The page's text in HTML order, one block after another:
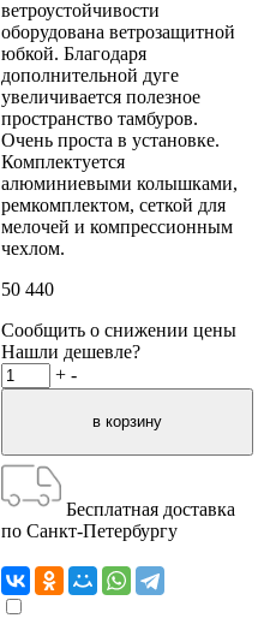
ветроустойчивости
оборудована ветрозащитной
юбкой. Благодаря
дополнительной дуге
увеличивается полезное
пространство тамбуров.
Очень проста в установке.
Комплектуется
алюминиевыми колышками,
ремкомплектом, сеткой для
мелочей и компрессионным
чехлом.
50 440
Сообщить о снижении цены
Нашли дешевле?
+ -
Бесплатная доставка
по Санкт-Петербургу